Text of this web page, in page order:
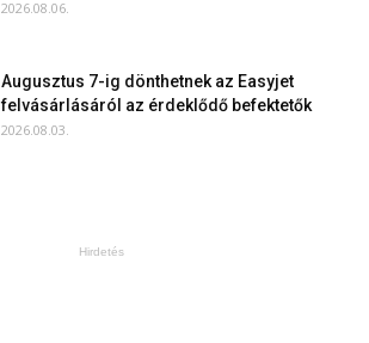
2026.08.06.
Augusztus 7-ig dönthetnek az Easyjet
felvásárlásáról az érdeklődő befektetők
2026.08.03.
Hirdetés